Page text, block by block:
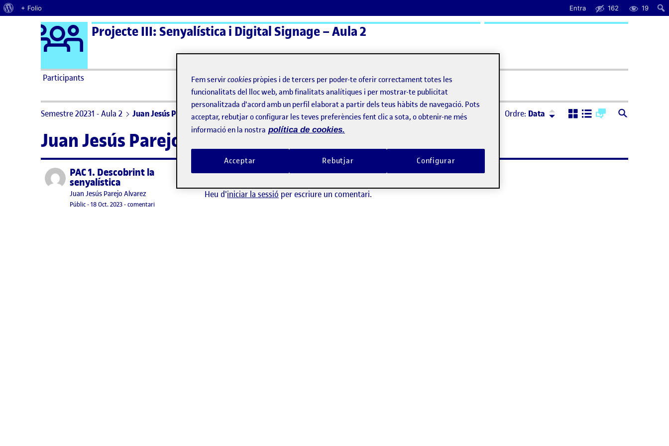
Quant al WordPress
+ Folio Entra 162 19
Saltar al contingut Logo Ágora
Projecte III: Senyalística i Digital Signage – Aula 2
Participants ActiFolios Ajuda
Semestre 20231 - Aula 2 Juan Jesús Parejo Alvarez Ordre: Data Ordre: Descendent
Juan Jesús Parejo Alvarez
Publicat perPAC 1. Descobrint la
senyalística
Publicat per
Juan Jesús Parejo Alvarez
Visibilitat:
Públic-Data de publicació
18 Oct. 202318 octubre, 2023 7:45 pm
-comentariel PAC 1. Descobrint la senyalística
No hi ha comentaris.
Heu d'iniciar la sessió per escriure un comentari.
Fem servircookies pròpies i de tercers per poder-te oferir correctament totes les
funcionalitats del lloc web, amb finalitats analítiques i per mostrar-te publicitat
personalitzada d'acord amb un perfil elaborat a partir dels teus hàbits de navegació. Pots
acceptar, rebutjar o configurar les teves preferències fent clic a sota, o obtenir-ne més
informació en la nostra política de cookies.
Rebutjar
Acceptar Configurar